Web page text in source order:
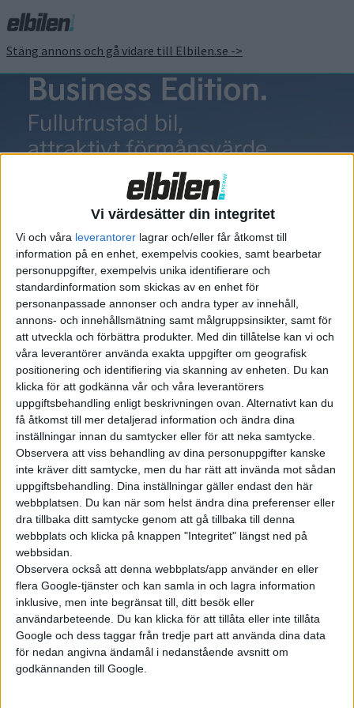
Vi värdesätter din integritet
Vi och våra leverantorer lagrar och/eller får åtkomst till
information på en enhet, exempelvis cookies, samt bearbetar
personuppgifter, exempelvis unika identifierare och
standardinformation som skickas av en enhet för
personanpassade annonser och andra typer av innehåll,
annons- och innehållsmätning samt målgruppsinsikter, samt för
att utveckla och förbättra produkter. Med din tillåtelse kan vi och
våra leverantörer använda exakta uppgifter om geografisk
positionering och identifiering via skanning av enheten. Du kan
klicka för att godkänna vår och våra leverantörers
uppgiftsbehandling enligt beskrivningen ovan. Alternativt kan du
få åtkomst till mer detaljerad information och ändra dina
inställningar innan du samtycker eller för att neka samtycke.
Observera att viss behandling av dina personuppgifter kanske
inte kräver ditt samtycke, men du har rätt att invända mot sådan
uppgiftsbehandling. Dina inställningar gäller endast den här
webbplatsen. Du kan när som helst ändra dina preferenser eller
dra tillbaka ditt samtycke genom att gå tillbaka till denna
webbplats och klicka på knappen "Integritet" längst ned på
webbsidan.
Observera också att denna webbplats/app använder en eller
flera Google-tjänster och kan samla in och lagra information
inklusive, men inte begränsat till, ditt besök eller
användarbeteende. Du kan klicka för att tillåta eller inte tillåta
Google och dess taggar från tredje part att använda dina data
för nedan angivna ändamål i nedanstående avsnitt om
godkännanden till Google.
Stäng annons och gå vidare till Elbilen.se ->
Power Swap
Station
Mest lästa
7 aug 2026
Studie: Förbränningsbilar borde skrotas direkt
7 aug 2026
EU-plan: V2G-krav ska göra elbilar till del av energisystemet
5 aug 2026
Uppgift: då kommer Volvos nya eldrivna volymmodell EX50
6 aug 2026
Säljstart för instegsversionen av ID. Polo
6 aug 2026
Elbilens nyhetsbrev
Håll dig uppdaterad om de senaste nyheterna!
Prenumerera